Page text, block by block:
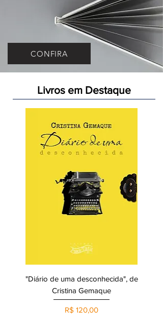
CONFIRA
Livros em Destaque
"Diário de uma desconhecida", de
Cristina Gemaque
Preço
R$ 120,00